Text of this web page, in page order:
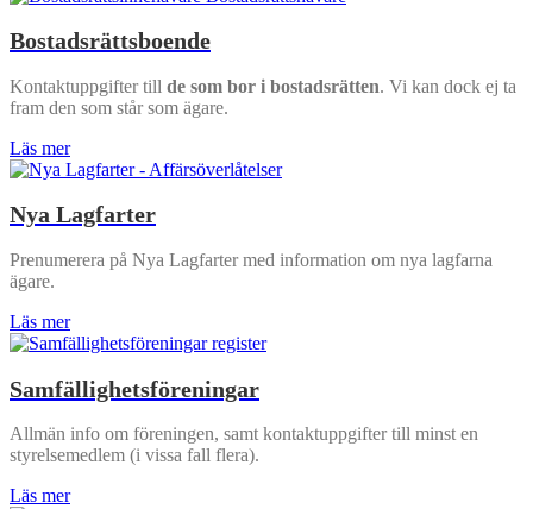
Bostadsrättsboende
Kontaktuppgifter till de som bor i bostadsrätten. Vi kan dock ej ta
fram den som står som ägare.
Läs mer
Nya Lagfarter
Prenumerera på Nya Lagfarter med information om nya lagfarna
ägare.
Läs mer
Samfällighetsföreningar
Allmän info om föreningen, samt kontaktuppgifter till minst en
styrelsemedlem (i vissa fall flera).
Läs mer